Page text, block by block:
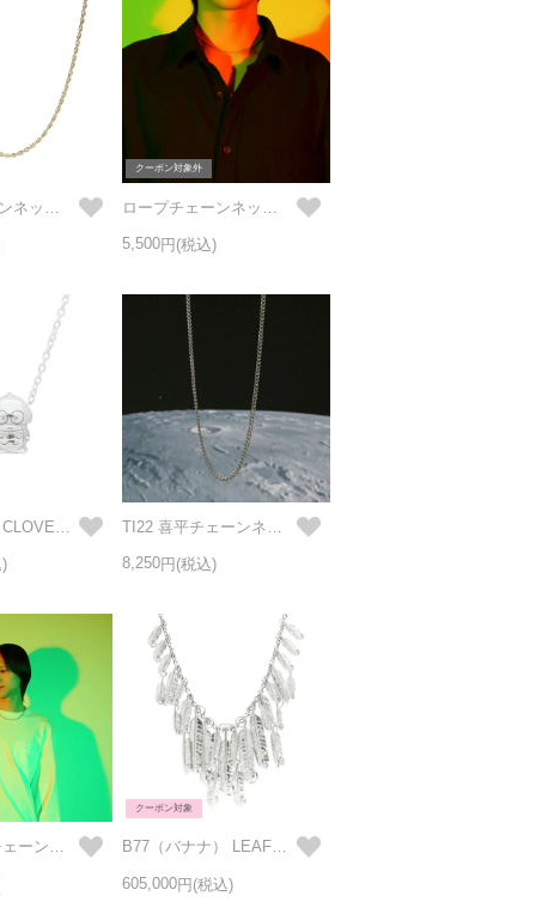
クーポン対象外
5,500
8,250
TI22 あずきチェーンネックレス (太) 50cm
クーポン対象
B77（バナナ） LEAF（葉っぱ） FEATHER（葉根） バナナ リーフェザー ネックレス 27葉（SSSSSSSSSSSS&MMMMMMMMMM&LLLLL）
605,000